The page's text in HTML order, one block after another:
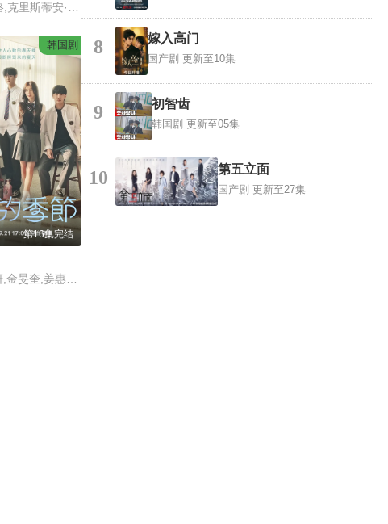
韩国剧
第16集完结
8 嫁入高门
国产剧 更新至10集
9 初智齿
韩国剧 更新至05集
10 第五立面
国产剧 更新至27集